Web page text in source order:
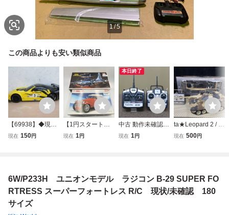
1/5
この商品よりも安い類似商品
【69938】◆現状
品 CORVETTE
現在 150円
【1円スタート】A
CADEMY MINICR
ラモデル 2点セッ
ト M/S006
現在 1円
本日終了
中古 動作未確認
現状品 R/C ラジコ
e Eagles ナインイ
ーグル 4ch
現在 1円
ta★Leopard 2 / レ
オパルト2 ドイツ
NK 動作未確認 中
古 現状品★
現在 500円
6W/P233H ユニオンモデル ラジコン B-29 SUPER FO
RTRESS スーパーフォートレス R/C 現状/未確認 180
サイズ